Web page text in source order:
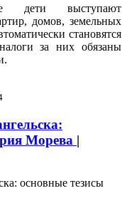
дети выступают
домов, земельных
становятся
за них обязаны
Морева |